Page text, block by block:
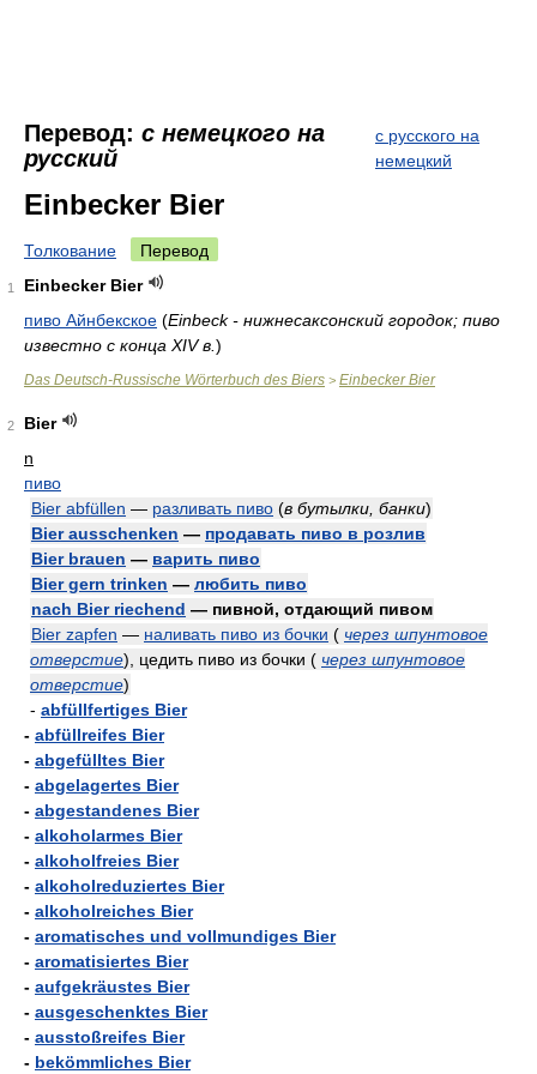
Перевод: с немецкого на
русский
с русского на
немецкий
Einbecker Bier
Толкование Перевод
1
Einbecker Bier
пиво Айнбекское (Einbeck - нижнесаксонский городок; пиво
известно с конца XIV в. )
Das Deutsch-Russische Wörterbuch des Biers > Einbecker Bier
2
Bier
n
пиво
Bier abfüllen — разливать пиво (в бутылки, банки)
Bier ausschenken — продавать пиво в розлив
Bier brauen — варить пиво
Bier gern trinken — любить пиво
nach Bier riechend — пивной, отдающий пивом
Bier zapfen — наливать пиво из бочки ( через шпунтовое
отверстие) , цедить пиво из бочки ( через шпунтовое
отверстие)
- abfüllfertiges Bier
- abfüllreifes Bier
- abgefülltes Bier
- abgelagertes Bier
- abgestandenes Bier
- alkoholarmes Bier
- alkoholfreies Bier
- alkoholreduziertes Bier
- alkoholreiches Bier
- aromatisches und vollmundiges Bier
- aromatisiertes Bier
- aufgekräustes Bier
- ausgeschenktes Bier
- ausstoßreifes Bier
- bekömmliches Bier